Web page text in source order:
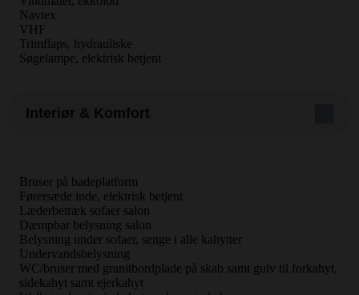
Navtex
VHF
Trimflaps, hydrauliske
Søgelampe, elektrisk betjent
Interiør & Komfort
Bruser på badeplatform
Førersæde inde, elektrisk betjent
Læderbetræk sofaer salon
Dæmpbar belysning salon
Belysning under sofaer, senge i alle kahytter
Undervandsbelysning
WC/bruser med granitbordplade på skab samt gulv til forkahyt,
sidekahyt samt ejerkahyt